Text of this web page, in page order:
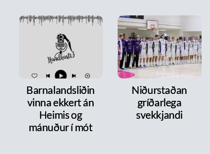
Barnalandsliðin
vinna ekkert án
Heimis og
mánuður í mót
Niðurstaðan
gríðarlega
svekkjandi